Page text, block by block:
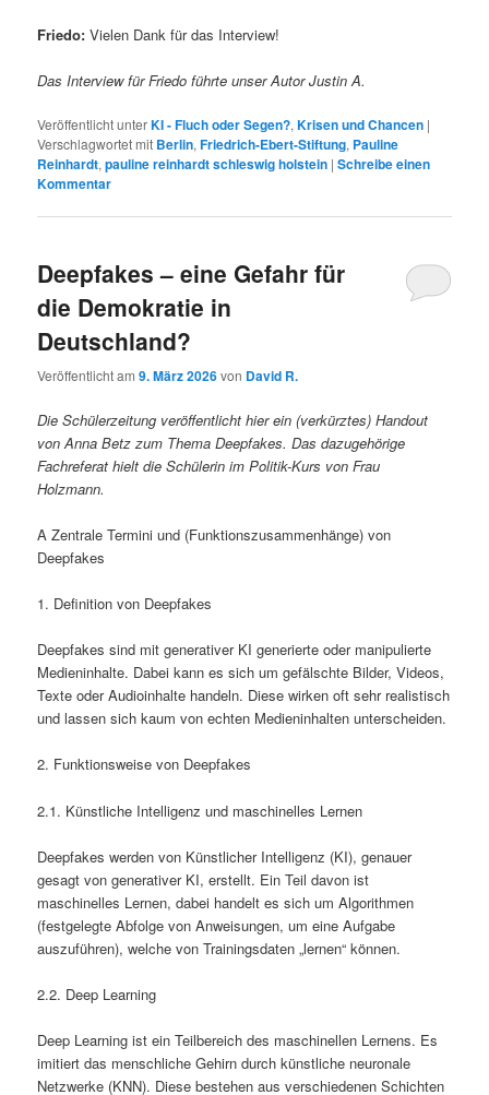
Friedo:Vielen Dank für das Interview!
Das Interview für Friedo führte unser Autor Justin A.
Veröffentlicht unterKI - Fluch oder Segen?,Krisen und Chancen |
Verschlagwortet mit Berlin,Friedrich-Ebert-Stiftung, Pauline
Reinhardt,pauline reinhardt schleswig holstein |Schreibe einen
Kommentar
Deepfakes – eine Gefahr für
die Demokratie in
Deutschland?
Veröffentlicht am9. März 2026von David R.
Die Schülerzeitung veröffentlicht hier ein (verkürztes) Handout
von Anna Betz zum Thema Deepfakes. Das dazugehörige
Fachreferat hielt die Schülerin im Politik-Kurs von Frau
Holzmann.
A Zentrale Termini und (Funktionszusammenhänge) von
Deepfakes
1. Definition von Deepfakes
Deepfakes sind mit generativer KI generierte oder manipulierte
Medieninhalte. Dabei kann es sich um gefälschte Bilder, Videos,
Texte oder Audioinhalte handeln. Diese wirken oft sehr realistisch
und lassen sich kaum von echten Medieninhalten unterscheiden.
2. Funktionsweise von Deepfakes
2.1. Künstliche Intelligenz und maschinelles Lernen
Deepfakes werden von Künstlicher Intelligenz (KI), genauer
gesagt von generativer KI, erstellt. Ein Teil davon ist
maschinelles Lernen, dabei handelt es sich um Algorithmen
(festgelegte Abfolge von Anweisungen, um eine Aufgabe
auszuführen), welche von Trainingsdaten „lernen“ können.
2.2. Deep Learning
Deep Learning ist ein Teilbereich des maschinellen Lernens. Es
imitiert das menschliche Gehirn durch künstliche neuronale
Netzwerke (KNN). Diese bestehen aus verschiedenen Schichten